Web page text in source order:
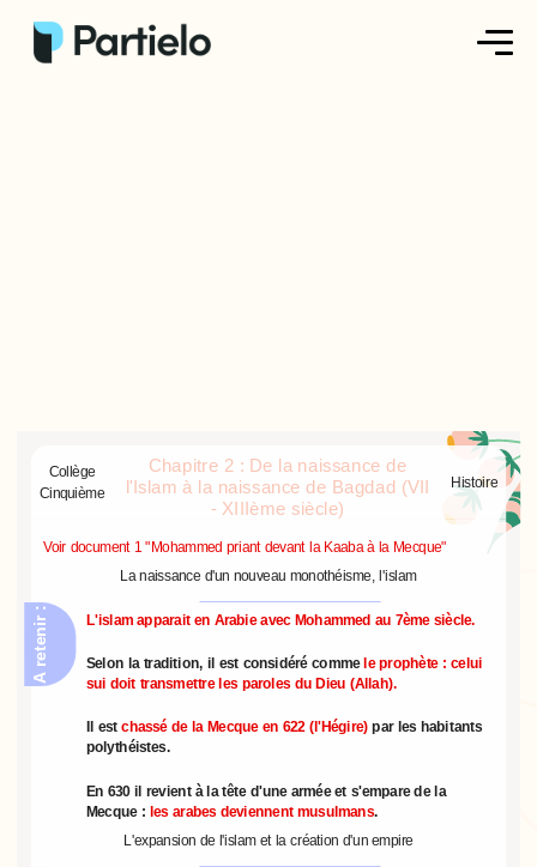
Collège
Cinquième
Chapitre 2 : De la naissance de
l'Islam à la naissance de Bagdad (VII
- XIIIème siècle)
Histoire
Voir document 1 "Mohammed priant devant la Kaaba à la Mecque"
La naissance d'un nouveau monothéisme, l'islam
A retenir : L'islam apparait en Arabie avec Mohammed au 7ème siècle.
Selon la tradition, il est considéré commele prophète : celui
sui doit transmettre les paroles du Dieu (Allah).
Il estchassé de la Mecque en 622 (l'Hégire)par les habitants
polythéistes.
En 630 il revient à la tête d'une armée et s'empare de la
Mecque : les arabes deviennent musulmans.
L'expansion de l'islam et la création d'un empire